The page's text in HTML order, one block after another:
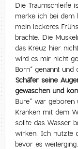
Die Traumschleife
merke ich bei dem
mein leckeres
brachte. Die
das Kreuz hier
wird es mir nicht
Born“ genannt
Schäfer seine
gewaschen und
Bure” war
Kranken mit dem
sollte das Wasser
wirken. Ich nutzte
bevor es weiterging.